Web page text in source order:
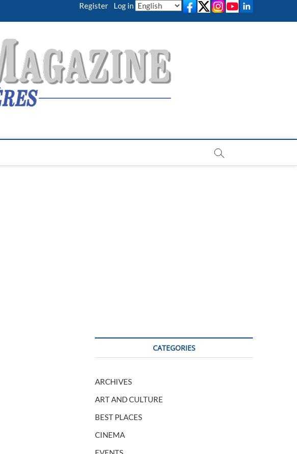
Register | Log in
CATEGORIES
ARCHIVES
ART AND CULTURE
BEST PLACES
CINEMA